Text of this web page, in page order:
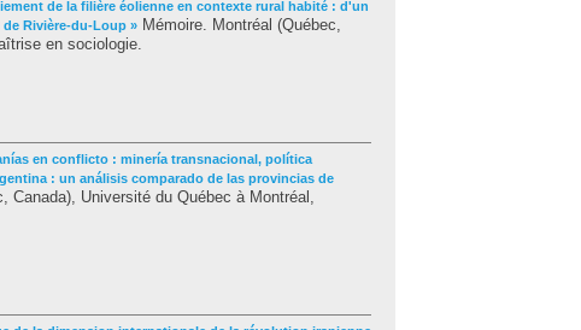
de la filière éolienne en contexte rural habité : d'un
Rivière-du-Loup » Mémoire. Montréal (Québec,
en sociologie.
en conflicto : minería transnacional, política
: un análisis comparado de las provincias de
Canada), Université du Québec à Montréal,